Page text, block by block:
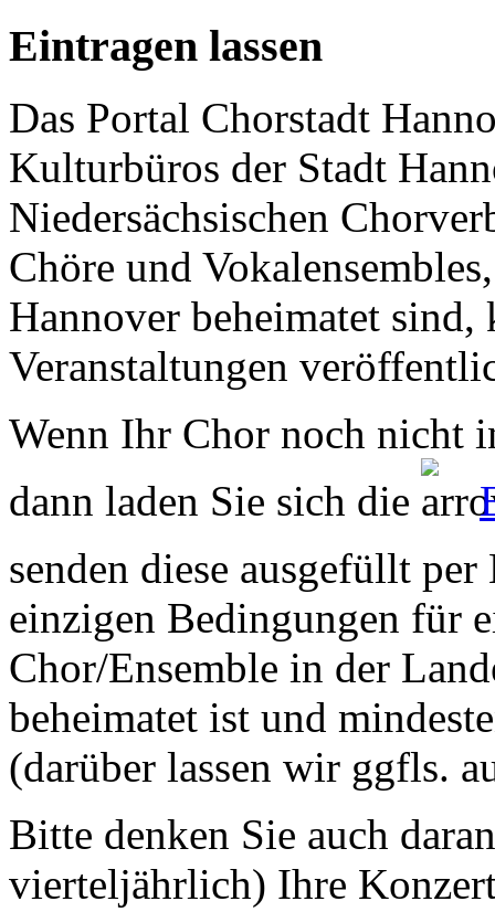
Eintragen lassen
Das Portal Chorstadt
Kulturbüros der Stadt
Niedersächsischen
Chöre und
Hannover beheimatet sind,
Veranstaltungen
Wenn Ihr Chor noch nicht
dann laden Sie sich die
senden diese ausgefüllt
einzigen Bedingungen für
Chor/Ensemble in der
beheimatet ist und
(darüber lassen wir ggfls.
Bitte denken Sie auch
vierteljährlich) Ihre